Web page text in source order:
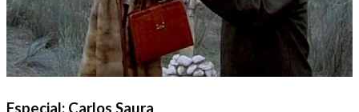
Especial: Carlos Saura